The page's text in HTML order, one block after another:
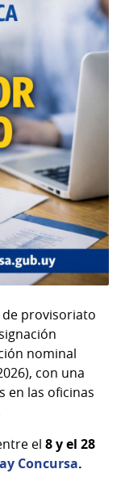
de provisoriato
nominal
con una
en las oficinas
el 8 y el 28
Concursa.